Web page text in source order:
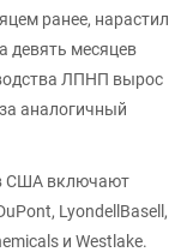
ранее, нарастил
девять месяцев
ЛПНП вырос
аналогичный
США включают
LyondellBasell,
и Westlake.